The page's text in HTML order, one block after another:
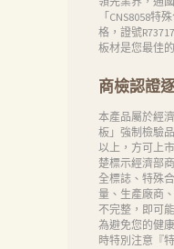
「CNS8058特
格，證號
板材是您最佳
商檢認證
本產品屬於經
板」強制檢驗
以上，方可上
楚標示經濟部
全標誌、特殊
量、生產廠商
不完整，即可
為避免您的健
時特別注意『